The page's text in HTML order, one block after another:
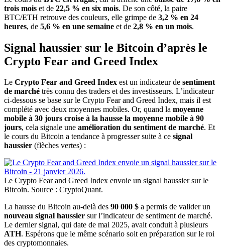
trois mois et de 22,5 % en six mois. De son côté, la paire
BTC/ETH retrouve des couleurs, elle grimpe de 3,2 % en 24
heures, de 5,6 % en une semaine et de 2,8 % en un mois.
Signal haussier sur le Bitcoin d’après le
Crypto Fear and Greed Index
Le Crypto Fear and Greed Index est un indicateur de sentiment
de marché très connu des traders et des investisseurs. L’indicateur
ci-dessous se base sur le Crypto Fear and Greed Index, mais il est
complété avec deux moyennes mobiles. Or, quand la moyenne
mobile à 30 jours croise à la hausse la moyenne mobile à 90
jours, cela signale une amélioration du sentiment de marché. Et
le cours du Bitcoin a tendance à progresser suite à ce signal
haussier (flèches vertes) :
Le Crypto Fear and Greed Index envoie un signal haussier sur le
Bitcoin. Source : CryptoQuant.
La hausse du Bitcoin au-delà des 90 000 $ a permis de valider un
nouveau signal haussier sur l’indicateur de sentiment de marché.
Le dernier signal, qui date de mai 2025, avait conduit à plusieurs
ATH. Espérons que le même scénario soit en préparation sur le roi
des cryptomonnaies.